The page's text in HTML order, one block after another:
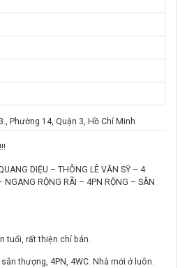
Phường 14, Quận 3, Hồ Chí Minh
DIỆU – THÔNG LÊ VĂN SỸ – 4
RỘNG RÃI – 4PN RỘNG – SÂN
tuổi, rất thiện chí bán.
thượng, 4PN, 4WC. Nhà mới ở luôn.